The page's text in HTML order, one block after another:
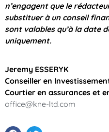
n’engagent que le
substituer à un conseil
sont valables qu’à la date
uniquement.
Jeremy ESSERYK
Conseiller en
Courtier en assurances et
office@kne-ltd.com